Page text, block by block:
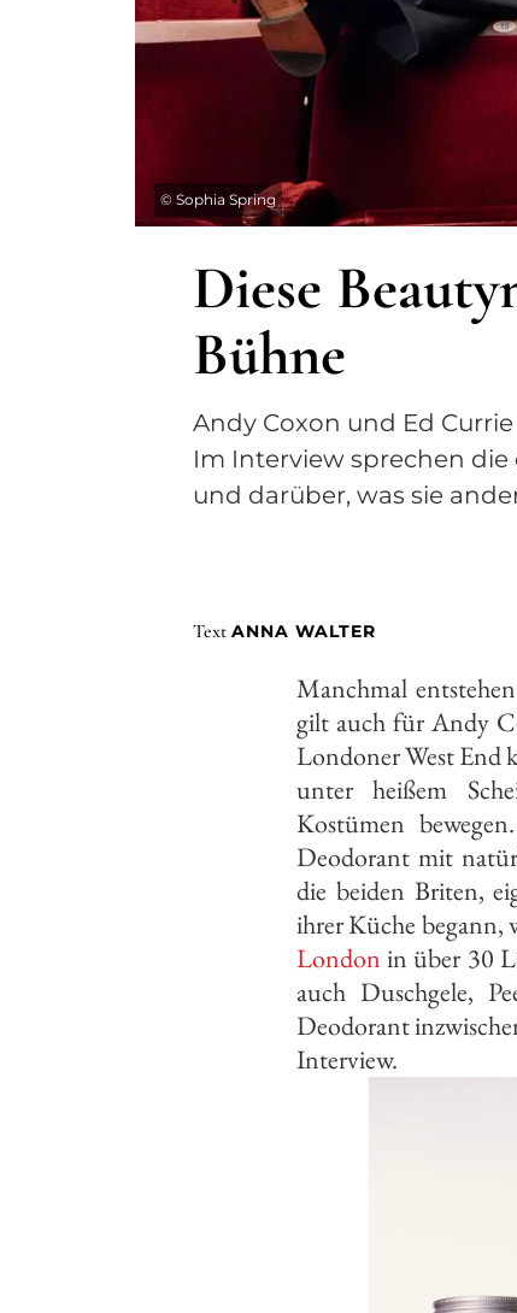
© Sophia Spring
Diese
Bühne
Andy Coxon und Ed
Im Interview sprechen
und darüber, was sie
Text ANNA WALTER
Manchmal
gilt auch für Andy
Londoner West End
unter heißem
Kostümen
Deodorant mit
die beiden Briten,
ihrer Küche
London in über 30
auch Duschgele,
Deodorant
Interview.